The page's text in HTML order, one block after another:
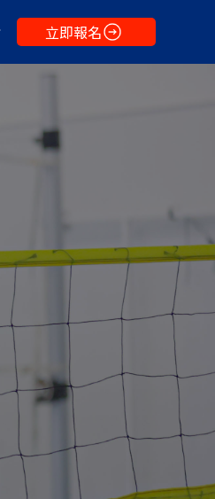
立即報名